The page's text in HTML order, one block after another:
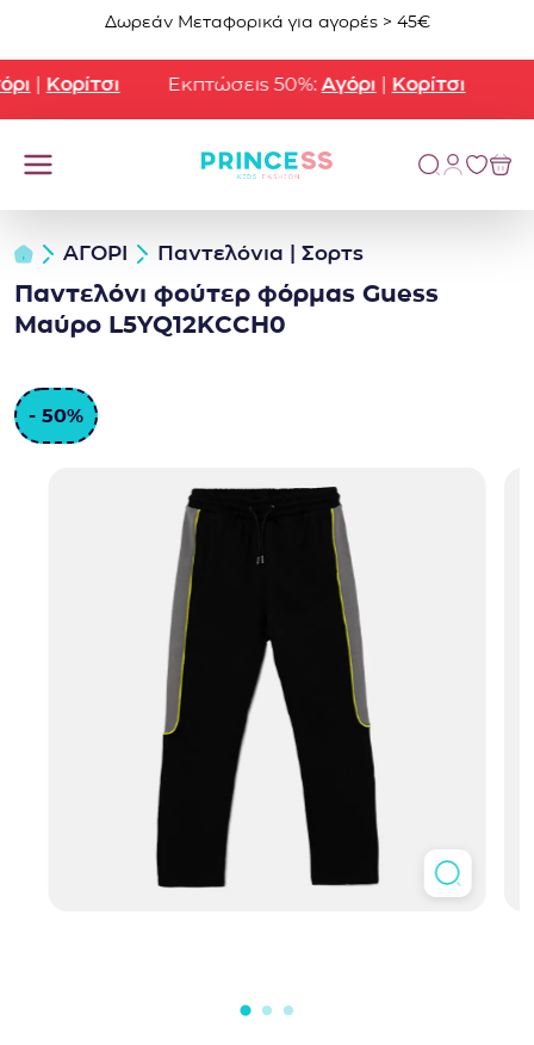
Μετάβαση στο περιεχόμενο
Δωρεάν Μεταφορικά για αγορές > 45€
|Κορίτσι Εκπτώσεις 50%:Αγόρι|Κορίτσι
ΑΓΟΡΙ Παντελόνια | Σορτς
Παντελόνι φούτερ φόρμας Guess
Μαύρο L5YQ12KCCH0
- 50%